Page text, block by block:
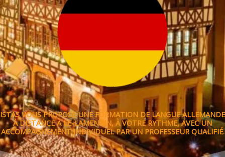
ISTAS VOUS PROPOSE UNE FORMATION DE LANGUE ALLEMANDE
À DISTANCE À LE-LAMENTIN, À VOTRE RYTHME, AVEC UN
ACCOMPAGNEMENT INDIVIDUEL PAR UN PROFESSEUR QUALIFIÉ.